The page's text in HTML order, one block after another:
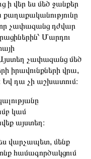
վեր ես մեծ ջանքեր
քաղաքականությունը
չափազանց դժվար
Մարդու
չափազանց մեծ
իրավունքների վրա,
Եվ դա չի աշխատում։
կամ
այստեղ։
վարչապետ, մենք
համագործակցում